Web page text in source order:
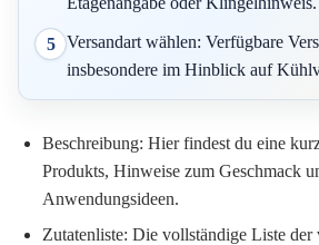
5
Versandart wählen: Verfügbare
insbesondere im Hinblick auf
Beschreibung: Hier findest du eine
Produkts, Hinweise zum Geschmack
Anwendungsideen.
Zutatenliste: Die vollständige Liste der